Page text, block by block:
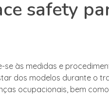
safety
às medidas e
dos modelos durante o
ocupacionais, bem